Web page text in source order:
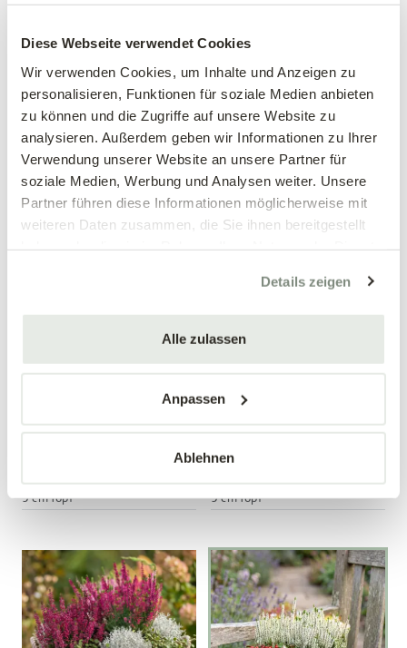
Diese Webseite verwendet Cookies
Wir verwenden Cookies, um Inhalte und Anzeigen zu
personalisieren, Funktionen für soziale Medien anbieten
zu können und die Zugriffe auf unsere Website zu
analysieren. Außerdem geben wir Informationen zu Ihrer
Verwendung unserer Website an unsere Partner für
soziale Medien, Werbung und Analysen weiter. Unsere
Partner führen diese Informationen möglicherweise mit
weiteren Daten zusammen, die Sie ihnen bereitgestellt
Details zeigen
Alle zulassen
Anpassen
Ablehnen
Stiefmütterchen, weiß
3,89 €
3 Stück/Packung
9 cm Topf
Stiefmütterchen, weinrot
3,89 €
3 Stück/Packung
9 cm Topf
Großblumiges
Stiefmütterchen, blau
Viola wittrockiana Hybriden
3,89 €
3 Stück/Packung
9 cm Topf
Mengen-
Großblumiges
Stiefmütterchen, gelb
Viola wittrockiana Hybriden
3 Stück/Packung
9 cm Topf